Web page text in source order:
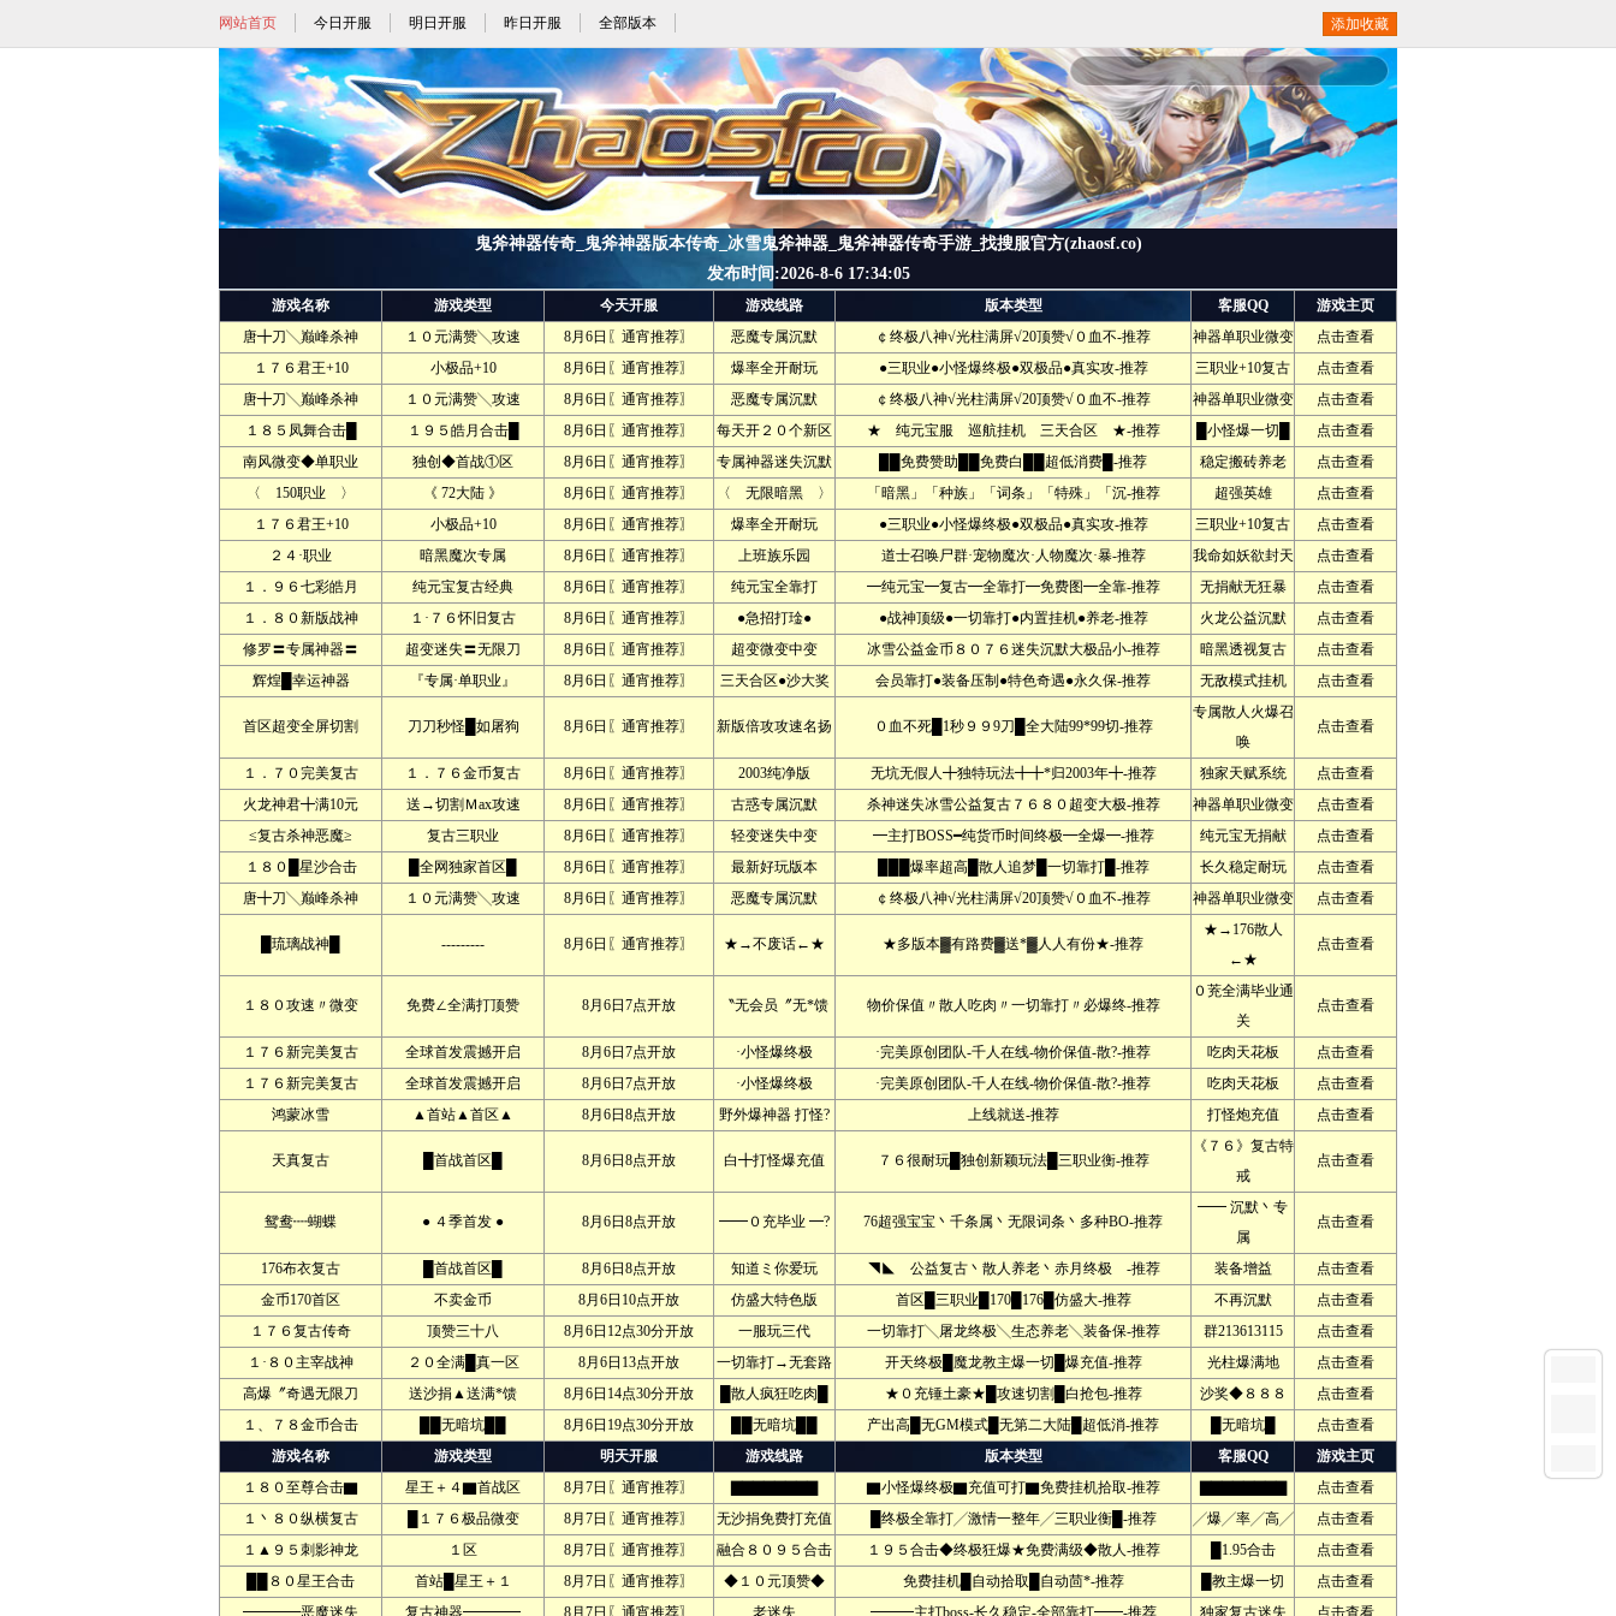
网站首页 今日开服 明日开服 昨日开服 全部版本 添加收藏
鬼斧神器传奇_鬼斧神器版本传奇_冰雪鬼斧神器_鬼斧神器传奇手游_找搜服官方(zhaosf.co)
发布时间:2026-8-6 17:34:05
游戏名称 游戏类型 今天开服 游戏线路 版本类型 客服QQ
游戏主页
唐╋刀╲巅峰杀神
１０元满赞╲攻速 8月6日〖通宵推荐〗 恶魔专属沉默 ￠终极八神√光柱满屏√20顶赞√０血不-推荐 神器单职业微变
点击查看
１７６君王+10
小极品+10 8月6日〖通宵推荐〗 爆率全开耐玩 ●三职业●小怪爆终极●双极品●真实攻-推荐 三职业+10复古
点击查看
唐╋刀╲巅峰杀神
１０元满赞╲攻速 8月6日〖通宵推荐〗 恶魔专属沉默 ￠终极八神√光柱满屏√20顶赞√０血不-推荐 神器单职业微变
点击查看
１８５凤舞合击█
１９５皓月合击█ 8月6日〖通宵推荐〗 每天开２０个新区 ★ 纯元宝服 巡航挂机 三天合区 ★-推荐 █小怪爆一切█
点击查看
南风微变◆单职业
独创◆首战①区 8月6日〖通宵推荐〗 专属神器迷失沉默 ██免费赞助██免费白██超低消费█-推荐 稳定搬砖养老
点击查看
〈 150职业 〉
《 72大陆 》 8月6日〖通宵推荐〗 〈 无限暗黑 〉 「暗黑」「种族」「词条」「特殊」「沉-推荐 超强英雄
点击查看
１７６君王+10
小极品+10 8月6日〖通宵推荐〗 爆率全开耐玩 ●三职业●小怪爆终极●双极品●真实攻-推荐 三职业+10复古
点击查看
２４·职业
暗黑魔次专属 8月6日〖通宵推荐〗 上班族乐园 道士召唤尸群·宠物魔次·人物魔次·暴-推荐 我命如妖欲封天
点击查看
１．９６七彩皓月
纯元宝复古经典 8月6日〖通宵推荐〗 纯元宝全靠打 ━纯元宝━复古━全靠打━免费图━全靠-推荐 无捐献无狂暴
点击查看
１．８０新版战神
１·７６怀旧复古 8月6日〖通宵推荐〗 ●急招打琻● ●战神顶级●一切靠打●内置挂机●养老-推荐 火龙公益沉默
点击查看
修罗〓专属神器〓
超变迷失〓无限刀 8月6日〖通宵推荐〗 超变微变中变 冰雪公益金币８０７６迷失沉默大极品小-推荐 暗黑透视复古
点击查看
辉煌█幸运神器
『专属·单职业』 8月6日〖通宵推荐〗 三天合区●沙大奖 会员靠打●装备压制●特色奇遇●永久保-推荐 无敌模式挂机 点击查看
首区超变全屏切割 刀刀秒怪█如屠狗 8月6日〖通宵推荐〗 新版倍攻攻速名扬 ０血不死█1秒９９9刀█全大陆99*99切-推荐
专属散人火爆召
唤
点击查看
１．７０完美复古 １．７６金币复古 8月6日〖通宵推荐〗 2003纯净版 无坑无假人╋独特玩法╋╋*归2003年╋-推荐 独家天赋系统
点击查看
火龙神君╋满10元
送→切割Ｍax攻速 8月6日〖通宵推荐〗 古惑专属沉默 杀神迷失冰雪公益复古７６８０超变大极-推荐 神器单职业微变
点击查看
≤复古杀神恶魔≥
复古三职业 8月6日〖通宵推荐〗 轻变迷失中变 ━主打BOSS━纯货币时间终极━全爆━-推荐 纯元宝无捐献
点击查看
１８０█星沙合击
█全网独家首区█ 8月6日〖通宵推荐〗 最新好玩版本 ███爆率超高█散人追梦█一切靠打█-推荐 长久稳定耐玩
点击查看
唐╋刀╲巅峰杀神
１０元满赞╲攻速 8月6日〖通宵推荐〗 恶魔专属沉默 ￠终极八神√光柱满屏√20顶赞√０血不-推荐 神器单职业微变 点击查看
█琉璃战神█ --------- 8月6日〖通宵推荐〗 ★→不废话←★ ★多版本▓有路费▓送*▓人人有份★-推荐
★→176散人
←★
点击查看
１８０攻速〃微变 免费∠全满打顶赞 8月6日7点开放 〝无会员〞无*馈 物价保值〃散人吃肉〃一切靠打〃必爆终-推荐
０茺全满毕业通
关
点击查看
１７６新完美复古 全球首发震撼开启 8月6日7点开放 ·小怪爆终极 ·完美原创团队-千人在线-物价保值-散?-推荐 吃肉天花板
点击查看
１７６新完美复古
全球首发震撼开启 8月6日7点开放 ·小怪爆终极 ·完美原创团队-千人在线-物价保值-散?-推荐 吃肉天花板
点击查看
鸿蒙冰雪
▲首站▲首区▲ 8月6日8点开放 野外爆神器 打怪? 上线就送-推荐 打怪炮充值 点击查看
天真复古 █首战首区█ 8月6日8点开放 白╋打怪爆充值 ７６很耐玩█独创新颖玩法█三职业衡-推荐
《７６》复古特
戒
点击查看
鸳鸯┉蝴蝶 ● ４季首发 ● 8月6日8点开放 ━━０充毕业 ━? 76超强宝宝丶千条属丶无限词条丶多种BO-推荐
━━ 沉默丶专
属
点击查看
176布衣复古 █首战首区█ 8月6日8点开放 知道ミ你爱玩 ◥◣ 公益复古丶散人养老丶赤月终极 -推荐 装备增益
点击查看
金币170首区
不卖金币 8月6日10点开放 仿盛大特色版 首区█三职业█170█176█仿盛大-推荐 不再沉默
点击查看
１７６复古传奇
顶赞三十八 8月6日12点30分开放 一服玩三代 一切靠打╲屠龙终极╲生态养老╲装备保-推荐 群213613115
点击查看
１·８０主宰战神
２０全满█真一区 8月6日13点开放 一切靠打→无套路 开天终极█魔龙教主爆一切█爆充值-推荐 光柱爆满地
点击查看
高爆〞奇遇无限刀
送沙捐▲送满*馈 8月6日14点30分开放 █散人疯狂吃肉█ ★０充锤土豪★█攻速切割█白抢包-推荐 沙奖◆８８８
点击查看
１、７８金币合击
██无暗坑██ 8月6日19点30分开放 ██无暗坑██ 产出高█无GM模式█无第二大陆█超低消-推荐 █无暗坑█
点击查看
游戏名称
游戏类型 明天开服 游戏线路 版本类型 客服QQ
游戏主页
１８０至尊合击▇
星王＋４▇首战区 8月7日〖通宵推荐〗 ▇小怪爆终极▇充值可打▇免费挂机拾取-推荐
点击查看
１丶８０纵横复古
█１７６极品微变 8月7日〖通宵推荐〗 无沙捐免费打充值 █终极全靠打╱激情一整年╱三职业衡█-推荐 ╱爆╱率╱高╱
点击查看
１▲９５刺影神龙
１区 8月7日〖通宵推荐〗 融合８０９５合击 １９５合击◆终极狂爆★免费满级◆散人-推荐 █1.95合击
点击查看
██８０星王合击
首站█星王＋１ 8月7日〖通宵推荐〗 ◆１０元顶赞◆ 免费挂机█自动拾取█自动茴*-推荐 █教主爆一切
点击查看
━━━━恶魔迷失
复古神器━━━━ 8月7日〖通宵推荐〗 老迷失 ━━━主打boss-长久稳定-全部靠打━━-推荐 独家复古迷失 点击查看